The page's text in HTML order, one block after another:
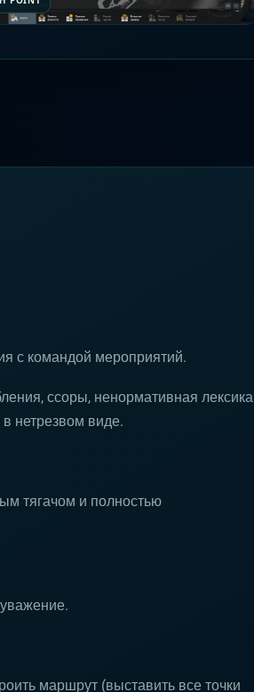
с командой мероприятий.
ссоры, ненормативная лексика
нетрезвом виде.
тягачом и полностью
маршрут (выставить все точки